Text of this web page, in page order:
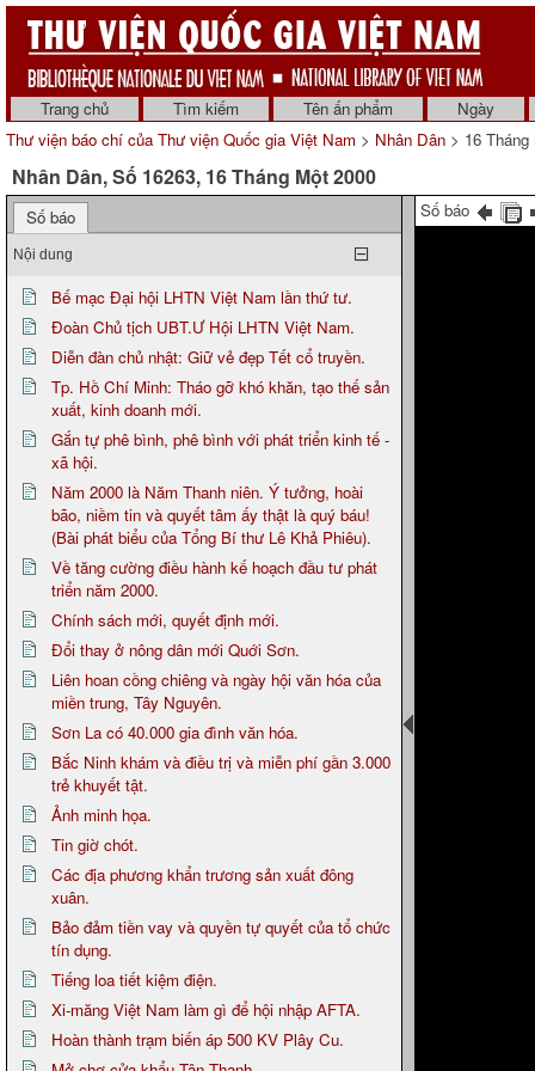
Trang chủ Tìm kiếm Tên ấn phẩm Ngày
Thư viện báo chí của Thư viện Quốc gia Việt Nam > Nhân Dân > 16 Tháng
Nhân Dân, Số 16263, 16 Tháng Một 2000
Số báo
Nội dung
Bế mạc Đại hội LHTN Việt Nam lần thứ tư.
Đoàn Chủ tịch UBT.Ư Hội LHTN Việt Nam.
Diễn đàn chủ nhật: Giữ vẻ đẹp Tết cổ truyền.
Tp. Hồ Chí Minh: Tháo gỡ khó khăn, tạo thế sản
xuất, kinh doanh mới.
Gắn tự phê bình, phê bình với phát triển kinh tế -
xã hội.
Năm 2000 là Năm Thanh niên. Ý tưởng, hoài
bão, niềm tin và quyết tâm ấy thật là quý báu!
(Bài phát biểu của Tổng Bí thư Lê Khả Phiêu).
Về tăng cường điều hành kế hoạch đầu tư phát
triển năm 2000.
Chính sách mới, quyết định mới.
Đổi thay ở nông dân mới Quới Sơn.
Liên hoan cồng chiêng và ngày hội văn hóa của
miền trung, Tây Nguyên.
Sơn La có 40.000 gia đình văn hóa.
Bắc Ninh khám và điều trị và miễn phí gần 3.000
trẻ khuyết tật.
Ảnh minh họa.
Tin giờ chót.
Các địa phương khẩn trương sản xuất đông
xuân.
Bảo đảm tiền vay và quyền tự quyết của tổ chức
tín dụng.
Tiếng loa tiết kiệm điện.
Xi-măng Việt Nam làm gì để hội nhập AFTA.
Hoàn thành trạm biến áp 500 KV Plây Cu.
Số báo